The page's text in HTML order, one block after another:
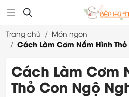

Trang chủ Món ngon
Cách Làm Cơm Nắm Hình
Cách Làm Cơm
Thỏ Con Ngộ